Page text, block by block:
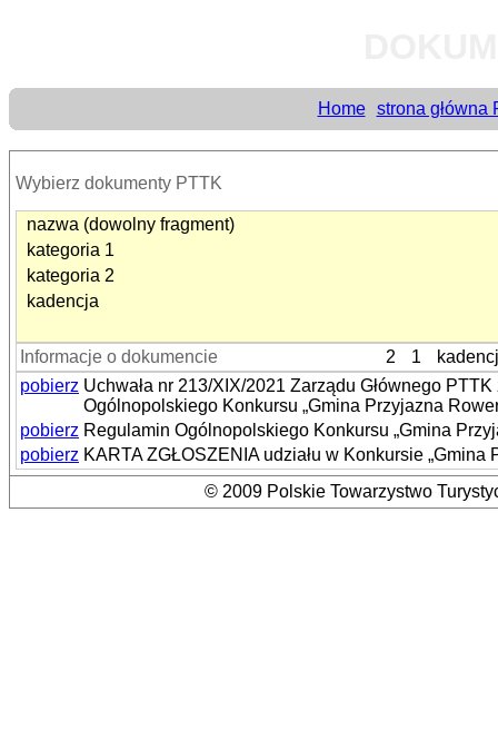
Home strona główna
Wybierz dokumenty PTTK
nazwa (dowolny fragment)
kategoria 1
kategoria 2
kadencja
Informacje o dokumencie 2 1
pobierz Uchwała nr 213/XIX/2021 Zarządu Głównego
Ogólnopolskiego Konkursu „Gmina Przyjazna
pobierz Regulamin Ogólnopolskiego Konkursu „Gmina
pobierz KARTA ZGŁOSZENIA udziału w Konkursie „Gmina
© 2009 Polskie Towarzystwo